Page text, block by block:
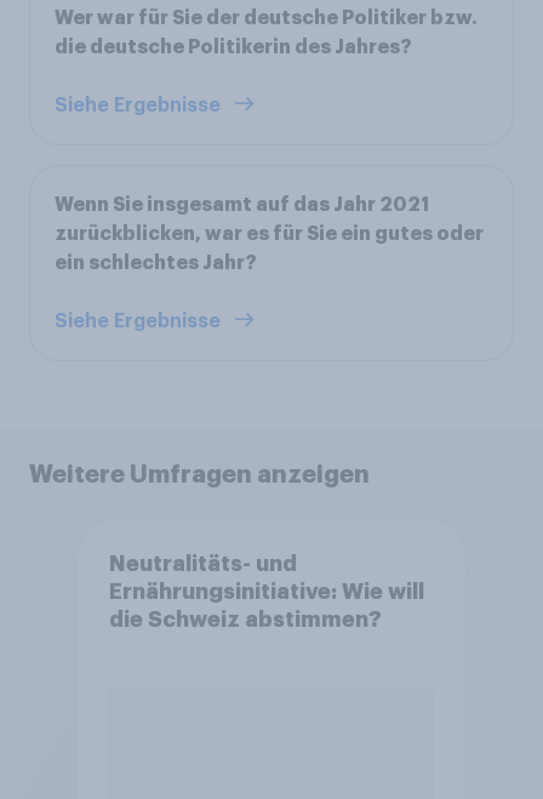
Wer war für Sie der deutsche Politiker bzw.
die deutsche Politikerin des Jahres?
Siehe Ergebnisse
Wenn Sie insgesamt auf das Jahr 2021
zurückblicken, war es für Sie ein gutes oder
ein schlechtes Jahr?
Siehe Ergebnisse
Weitere Umfragen anzeigen
Neutralitäts- und
Ernährungsinitiative: Wie will
die Schweiz abstimmen?